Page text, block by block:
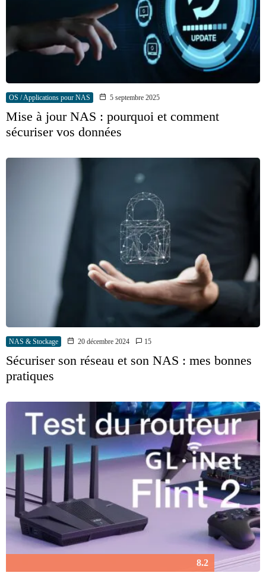
OS / Applications pour NAS 5 septembre 2025
Mise à jour NAS : pourquoi et comment
sécuriser vos données
NAS & Stockage 20 décembre 2024 15
Sécuriser son réseau et son NAS : mes bonnes
pratiques
8.2